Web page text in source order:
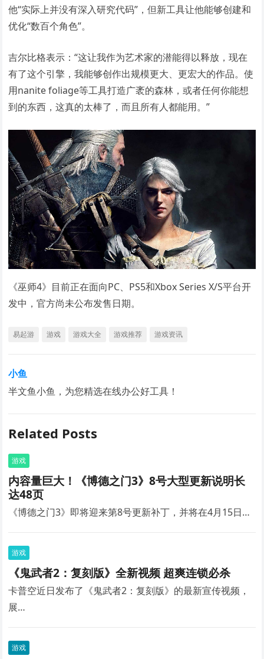
他“实际上并没有深入研究代码”，但新工具让他能够创建和
优化“数百个角色”。
吉尔比格表示：“这让我作为艺术家的潜能得以释放，现在
有了这个引擎，我能够创作出规模更大、更宏大的作品。使
用nanite foliage等工具打造广袤的森林，或者任何你能想
到的东西，这真的太棒了，而且所有人都能用。”
《巫师4》目前正在面向PC、PS5和Xbox Series X/S平台开
发中，官方尚未公布发售日期。
易起游 游戏 游戏大全 游戏推荐 游戏资讯
小鱼
半文鱼小鱼，为您精选在线办公好工具！
Related Posts
游戏
内容量巨大！《博德之门3》8号大型更新说明长
达48页
《博德之门3》即将迎来第8号更新补丁，并将在4月15日…
游戏
《鬼武者2：复刻版》全新视频 超爽连锁必杀
卡普空近日发布了《鬼武者2：复刻版》的最新宣传视频，
展…
游戏